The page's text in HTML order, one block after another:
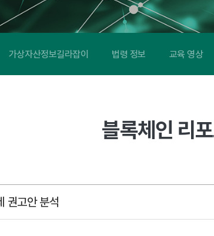
거래소 잔고대사
결과 공시
가상자산정보길라잡이 법령 정보 교육 영상
블록체인 리
권고안 분석